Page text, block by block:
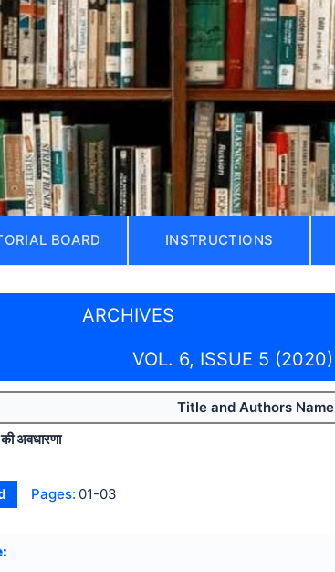
BOARD INSTRUCTIONS
ARCHIVES
VOL. 6, ISSUE 5 (2020)
Title and Authors Name
अवधारणा
Pages: 01-03